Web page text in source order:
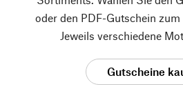
oder den PDF-Gutschein
Jeweils verschiedene
Gutscheine